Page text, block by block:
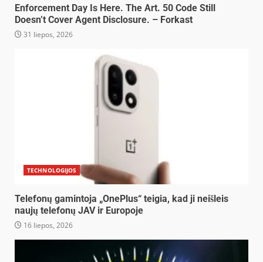
Enforcement Day Is Here. The Art. 50 Code Still
Doesn’t Cover Agent Disclosure. – Forkast
31 liepos, 2026
TECHNOLOGIJOS
Telefonų gamintoja „OnePlus“ teigia, kad ji neišleis
naujų telefonų JAV ir Europoje
16 liepos, 2026